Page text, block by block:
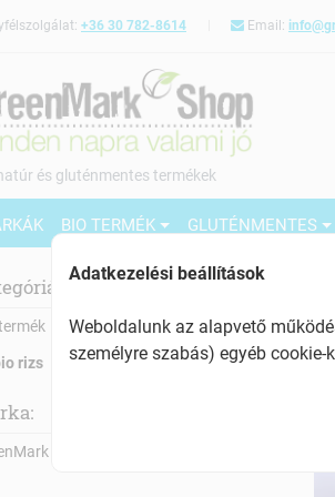
+36 30 782-8614 Email:
és gluténmentes termékek
BIO TERMÉK GLUTÉNMENTES
rizs
Organic (7)
Adatkezelési beállítások
Weboldalunk az alapvető
személyre szabás) egyéb